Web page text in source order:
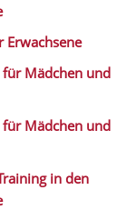
Erwachsene
für Mädchen und
für Mädchen und
in den